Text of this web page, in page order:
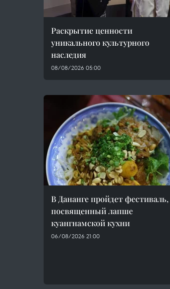
Раскрытие ценности
уникального культурного
наследия
08/08/2026 05:00
В Дананге пройдет фестиваль,
посвященный лапше
куангнамской кухни
06/08/2026 21:00